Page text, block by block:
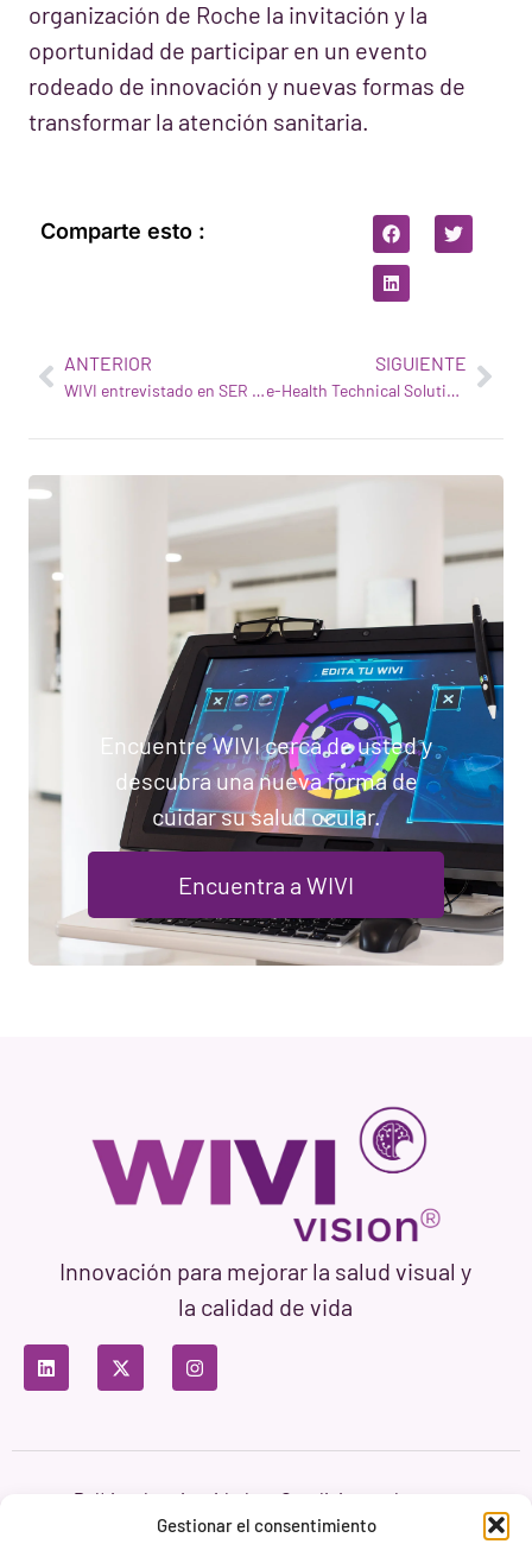
Gestionar el consentimiento
organización de Roche la invitación y la
oportunidad de participar en un evento
rodeado de innovación y nuevas formas de
transformar la atención sanitaria.
Comparte esto :
ANTERIOR
WIVI entrevistado en SER Catalunya: una innovadora tecnología clínica 3D para evaluar y mejorar las disfunciones visuales de los más pequeños
SIGUIENTE
e-Health Technical Solutions presenta su caso de éxito en IBM Digital Business Automation 2019
Encuentre WIVI cerca de usted y
descubra una nueva forma de
cuidar su salud ocular.
Encuentra a WIVI
Innovación para mejorar la salud visual y
la calidad de vida
Política de privacidad
Condiciones de uso
Política de cookies